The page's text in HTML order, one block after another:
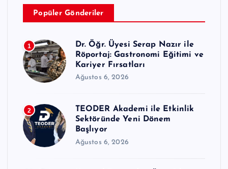
Popüler Gönderiler
1
Dr. Öğr. Üyesi Serap Nazır ile
Röportaj: Gastronomi Eğitimi ve
Kariyer Fırsatları
Ağustos 6, 2026
2
TEODER Akademi ile Etkinlik
Sektöründe Yeni Dönem
Başlıyor
Ağustos 6, 2026